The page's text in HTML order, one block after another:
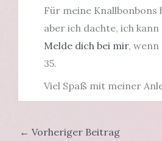
Für meine Knallbonbons
aber ich dachte, ich
Melde dich bei mir, wenn
35.
Viel Spaß mit meiner
← Vorheriger Beitrag